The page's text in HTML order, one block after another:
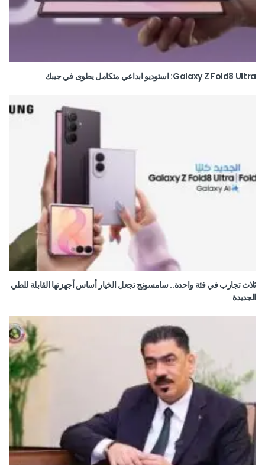
Galaxy Z Fold8 Ultra: استوديو ابداعي متكامل يطوى في جيبك
ثلاث تجارب في فئة واحدة.. سامسونج تجعل الخيار أساس أجهزتها القابلة للطي
الجديدة